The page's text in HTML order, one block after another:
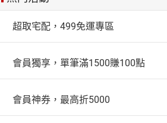
超取宅配，499免運專區
會員獨享，單筆滿1500賺100點
會員神券，最高折5000